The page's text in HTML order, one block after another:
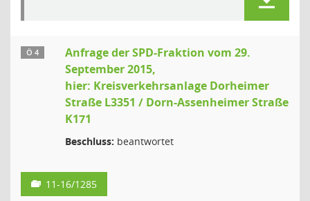
Ö 4
Anfrage der SPD-Fraktion vom 29.
September 2015,
hier: Kreisverkehrsanlage Dorheimer
Straße L3351 / Dorn-Assenheimer Straße
K171
Beschluss: beantwortet
11-16/1285